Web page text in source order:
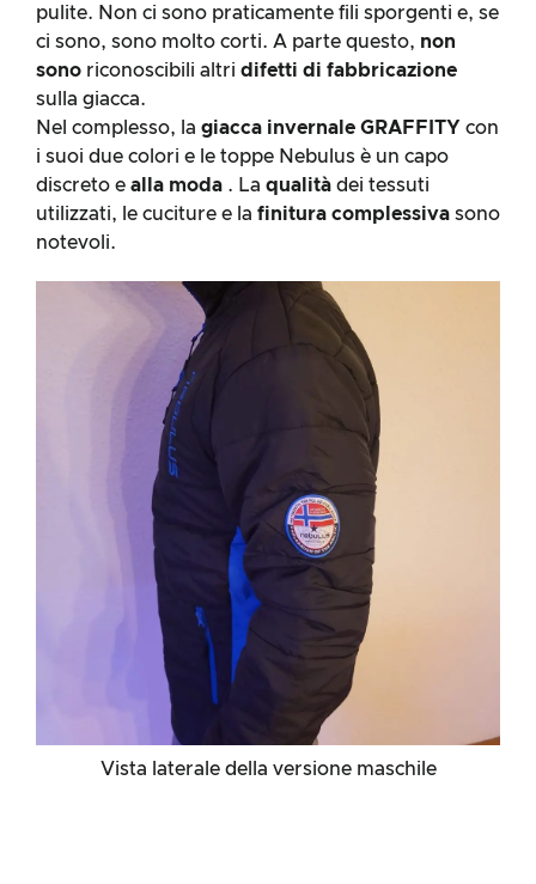
Vista laterale della versione maschile
pulite. Non ci sono praticamente fili sporgenti e, se
ci sono, sono molto corti. A parte questo, non
sono riconoscibili altri difetti di fabbricazione
sulla giacca.
Nel complesso, la giacca invernale GRAFFITY con
i suoi due colori e le toppe Nebulus è un capo
discreto e alla moda . La qualità dei tessuti
utilizzati, le cuciture e la finitura complessiva sono
notevoli.